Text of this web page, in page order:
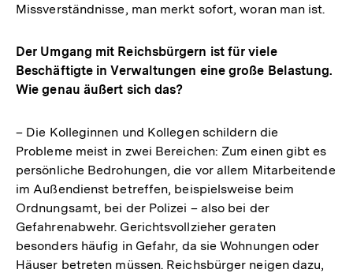
Missverständnisse, man merkt sofort, woran man ist.
Der Umgang mit Reichsbürgern ist für viele
Beschäftigte in Verwaltungen eine große Belastung.
Wie genau äußert sich das?
– Die Kolleginnen und Kollegen schildern die
Probleme meist in zwei Bereichen: Zum einen gibt es
persönliche Bedrohungen, die vor allem Mitarbeitende
im Außendienst betreffen, beispielsweise beim
Ordnungsamt, bei der Polizei – also bei der
Gefahrenabwehr. Gerichtsvollzieher geraten
besonders häufig in Gefahr, da sie Wohnungen oder
Häuser betreten müssen. Reichsbürger neigen dazu,